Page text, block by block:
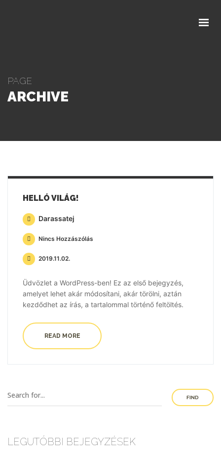
PAGE
ARCHIVE
HELLÓ VILÁG!
Darassatej
Nincs Hozzászólás
2019.11.02.
Üdvözlet a WordPress-ben! Ez az első bejegyzés,
amelyet lehet akár módosítani, akár törölni, aztán
kezdődhet az írás, a tartalommal történő feltöltés.
READ MORE
FIND
LEGUTÓBBI BEJEGYZÉSEK